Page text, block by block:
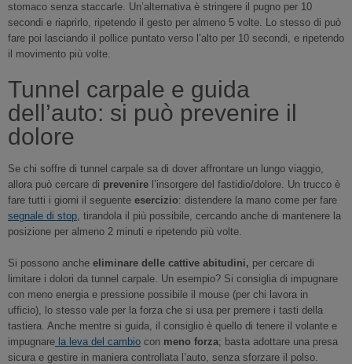
stomaco senza staccarle. Un’alternativa è stringere il pugno per 10
secondi e riaprirlo, ripetendo il gesto per almeno 5 volte. Lo stesso di può
fare poi lasciando il pollice puntato verso l’alto per 10 secondi, e ripetendo
il movimento più volte.
Tunnel carpale e guida
dell’auto: si può prevenire il
dolore
Se chi soffre di tunnel carpale sa di dover affrontare un lungo viaggio,
allora può cercare di prevenire l’insorgere del fastidio/dolore. Un trucco è
fare tutti i giorni il seguente esercizio: distendere la mano come per fare
segnale di stop, tirandola il più possibile, cercando anche di mantenere la
posizione per almeno 2 minuti e ripetendo più volte.
Si possono anche eliminare delle cattive abitudini, per cercare di
limitare i dolori da tunnel carpale. Un esempio? Si consiglia di impugnare
con meno energia e pressione possibile il mouse (per chi lavora in
ufficio), lo stesso vale per la forza che si usa per premere i tasti della
tastiera. Anche mentre si guida, il consiglio è quello di tenere il volante e
impugnare la leva del cambio con meno forza; basta adottare una presa
sicura e gestire in maniera controllata l’auto, senza sforzare il polso.